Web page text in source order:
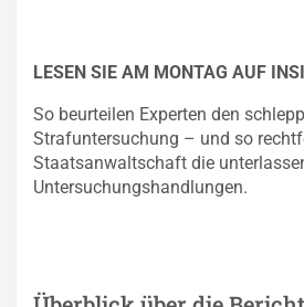
LESEN SIE AM MONTAG AUF
So beurteilen Experten den
Strafuntersuchung – und so
Staatsanwaltschaft die
Untersuchungshandlungen.